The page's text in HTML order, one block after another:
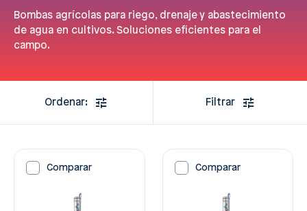
Bombas agrícolas para riego, drenaje y abastecimiento
de agua en cultivos. Soluciones eficientes para el
campo.
Ordenar: Filtrar
Comparar Comparar